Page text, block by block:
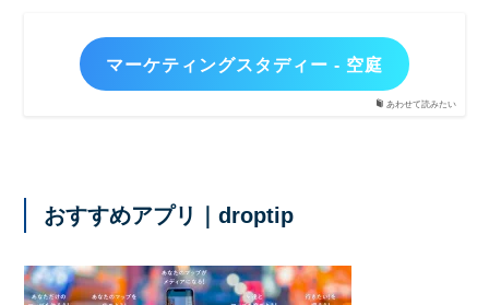
あわせて読みたい
マーケティングスタディー - 空庭
おすすめアプリ｜droptip